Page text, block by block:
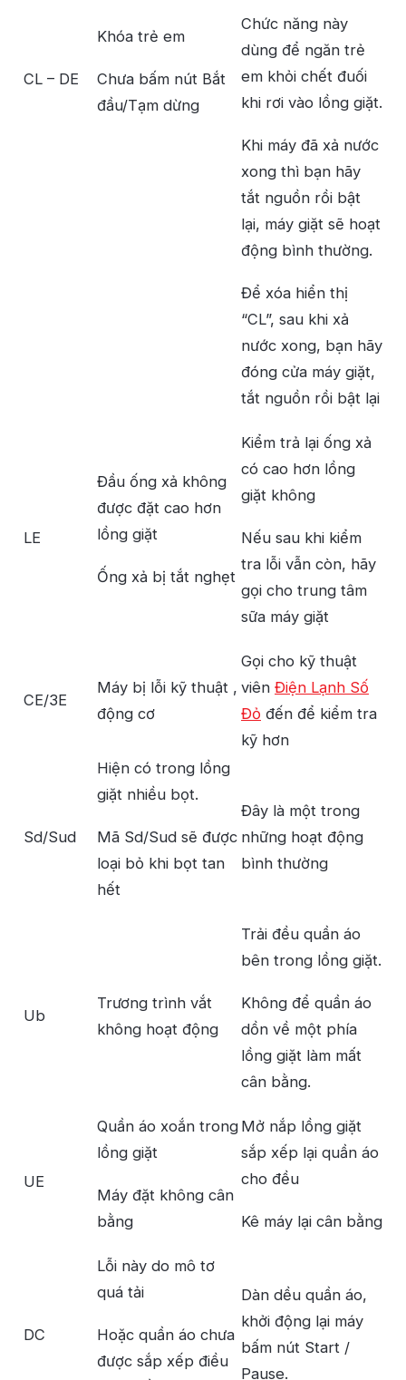
CL – DE
Khóa trẻ em
Chưa bấm nút Bắt
đầu/Tạm dừng
Chức năng này
dùng để ngăn trẻ
em khỏi chết đuối
khi rơi vào lồng giặt.
Khi máy đã xả nước
xong thì bạn hãy
tắt nguồn rồi bật
lại, máy giặt sẽ hoạt
động bình thường.
Để xóa hiển thị
“CL”, sau khi xả
nước xong, bạn hãy
đóng cửa máy giặt,
tắt nguồn rồi bật lại
LE
Đầu ống xả không
được đặt cao hơn
lồng giặt
Ống xả bị tắt nghẹt
Kiểm trả lại ống xả
có cao hơn lồng
giặt không
Nếu sau khi kiểm
tra lỗi vẫn còn, hãy
gọi cho trung tâm
sữa máy giặt
CE/3E
Máy bị lỗi kỹ thuật ,
động cơ
Gọi cho kỹ thuật
viên Điện Lạnh Số
Đỏ đến để kiểm tra
kỹ hơn
Sd/Sud
Hiện có trong lồng
giặt nhiều bọt.
Mã Sd/Sud sẽ được
loại bỏ khi bọt tan
hết
Đây là một trong
những hoạt động
bình thường
Ub
Trương trình vắt
không hoạt động
Trải đều quần áo
bên trong lồng giặt.
Không để quần áo
dồn về một phía
lồng giặt làm mất
cân bằng.
UE
Quần áo xoắn trong
lồng giặt
Máy đặt không cân
bằng
Mở nắp lồng giặt
sắp xếp lại quần áo
cho đều
Kê máy lại cân bằng
DC
Lỗi này do mô tơ
quá tải
Hoặc quần áo chưa
được sắp xếp điều
Dàn dều quần áo,
khởi động lại máy
bấm nút Start /
Pause.